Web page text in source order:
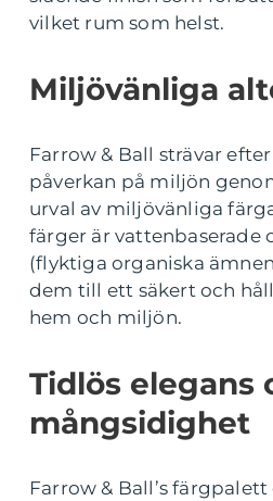
vilket rum som helst.
Miljövänliga
Farrow & Ball strävar
påverkan på miljön
urval av miljövänliga
färger är vattenbaserade
(flyktiga organiska
dem till ett säkert och
hem och miljön.
Tidlös elegans
mångsidighet
Farrow & Ball’s